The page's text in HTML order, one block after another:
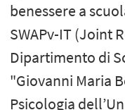
benessere a
SWAPv-IT (Joint
Dipartimento di
"Giovanni Maria
Psicologia